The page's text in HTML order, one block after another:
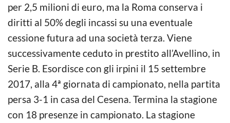
per 2,5 milioni di euro, ma la Roma conserva i
diritti al 50% degli incassi su una eventuale
cessione futura ad una società terza. Viene
successivamente ceduto in prestito all’Avellino, in
Serie B. Esordisce con gli irpini il 15 settembre
2017, alla 4ª giornata di campionato, nella partita
persa 3-1 in casa del Cesena. Termina la stagione
con 18 presenze in campionato. La stagione